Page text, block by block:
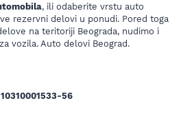
, ili odaberite vrstu auto
rezervni delovi u ponudi. Pored toga
na teritoriji Beograda, nudimo i
vozila. Auto delovi Beograd.
56